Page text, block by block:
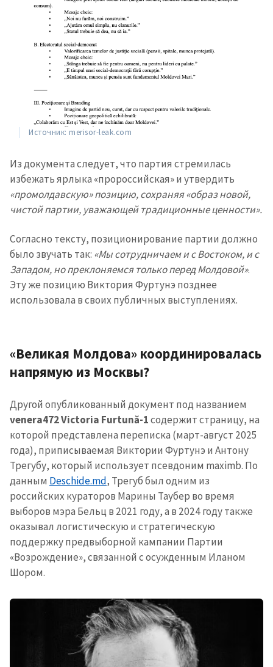
Источник: merisor-leak.com
Из документа следует, что партия стремилась
избежать ярлыка «пророссийская» и утвердить
«промолдавскую» позицию, сохраняя «образ новой,
чистой партии, уважающей традиционные ценности».
Согласно тексту, позиционирование партии должно
было звучать так: «Мы сотрудничаем и с Востоком, и с
Западом, но преклоняемся только перед Молдовой».
Эту же позицию Виктория Фуртунэ позднее
использовала в своих публичных выступлениях.
«Великая Молдова» координировалась
напрямую из Москвы?
Другой опубликованный документ под названием
venera472 Victoria Furtună-1содержит страницу, на
которой представлена переписка (март-август 2025
года), приписываемая Виктории Фуртунэ и Антону
Трегубу, который использует псевдоним maximb. По
данным Deschide.md, Трегуб был одним из
российских кураторов Марины Таубер во время
выборов мэра Бельц в 2021 году, а в 2024 году также
оказывал логистическую и стратегическую
поддержку предвыборной кампании Партии
«Возрождение», связанной с осужденным Иланом
Шором.